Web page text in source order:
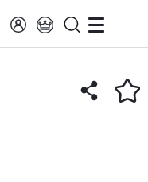
Neufchatel-En-Bray